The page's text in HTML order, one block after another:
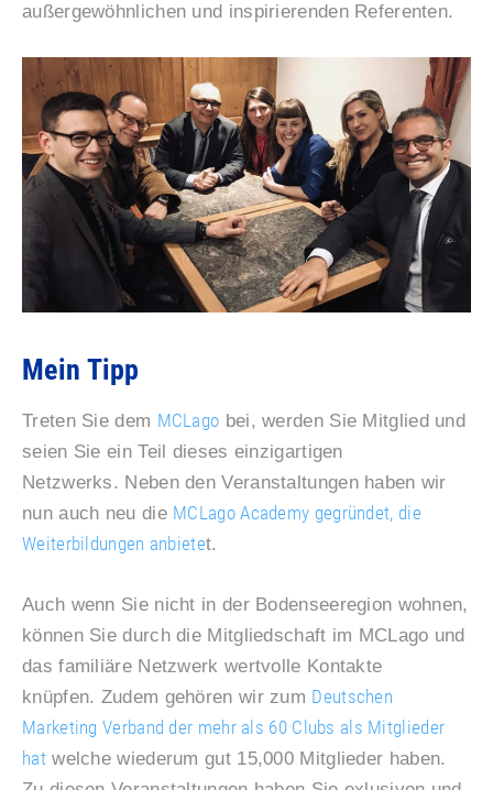
außergewöhnlichen und inspirierenden Referenten.
Mein Tipp
Treten Sie dem MCLago bei, werden Sie Mitglied und
seien Sie ein Teil dieses einzigartigen
Netzwerks. Neben den Veranstaltungen haben wir
nun auch neu die MCLago Academy gegründet, die
Weiterbildungen anbietet.
Auch wenn Sie nicht in der Bodenseeregion wohnen,
können Sie durch die Mitgliedschaft im MCLago und
das familiäre Netzwerk wertvolle Kontakte
knüpfen. Zudem gehören wir zum Deutschen
Marketing Verband der mehr als 60 Clubs als Mitglieder
hatwelche wiederum gut 15,000 Mitglieder haben.